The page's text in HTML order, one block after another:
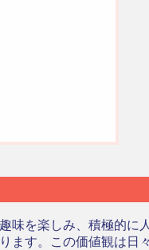
味を楽しみ、積極的に
ます。この価値観は日